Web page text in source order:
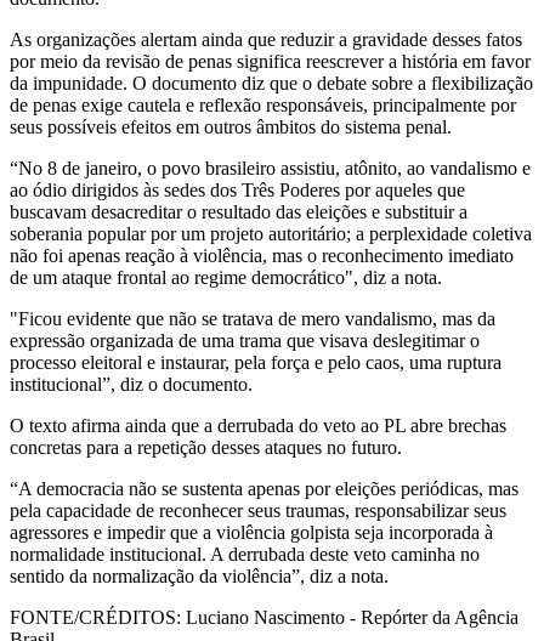
As organizações alertam ainda que reduzir a gravidade desses fatos
por meio da revisão de penas significa reescrever a história em favor
da impunidade. O documento diz que o debate sobre a flexibilização
de penas exige cautela e reflexão responsáveis, principalmente por
seus possíveis efeitos em outros âmbitos do sistema penal.
“No 8 de janeiro, o povo brasileiro assistiu, atônito, ao vandalismo e
ao ódio dirigidos às sedes dos Três Poderes por aqueles que
buscavam desacreditar o resultado das eleições e substituir a
soberania popular por um projeto autoritário; a perplexidade coletiva
não foi apenas reação à violência, mas o reconhecimento imediato
de um ataque frontal ao regime democrático", diz a nota.
"Ficou evidente que não se tratava de mero vandalismo, mas da
expressão organizada de uma trama que visava deslegitimar o
processo eleitoral e instaurar, pela força e pelo caos, uma ruptura
institucional”, diz o documento.
O texto afirma ainda que a derrubada do veto ao PL abre brechas
concretas para a repetição desses ataques no futuro.
“A democracia não se sustenta apenas por eleições periódicas, mas
pela capacidade de reconhecer seus traumas, responsabilizar seus
agressores e impedir que a violência golpista seja incorporada à
normalidade institucional. A derrubada deste veto caminha no
sentido da normalização da violência”, diz a nota.
FONTE/CRÉDITOS: Luciano Nascimento - Repórter da Agência